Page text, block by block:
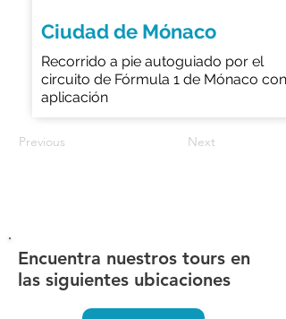
Ciudad de Mónaco
Recorrido a pie autoguiado por el
circuito de Fórmula 1 de Mónaco con
aplicación
Previous Next
Encuentra nuestros tours en
las siguientes ubicaciones